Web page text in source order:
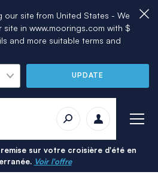
our site from United States - We
in www.moorings.com with $
and more suitable terms and
UPDATE
sur votre croisière d'été en
Voir l'offre